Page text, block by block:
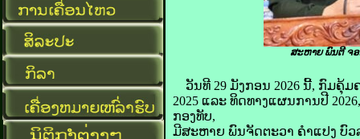
ສະຫາຍ ພົນຕີ ຈອ
ວັນທີ 29 ມັງກອນ 2026 ນີ້, ກົມຄຸ້
2025 ແລະ ທິດທາງແຜນການປີ
ກອງທັບ,
ມີສະຫາຍ ພົນຈັດຕະວາ ຄຳແປງ ບົ